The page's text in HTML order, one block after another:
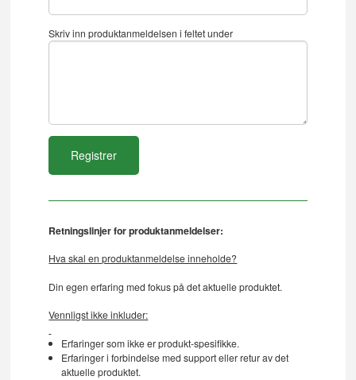
Skriv inn produktanmeldelsen i feltet under
Retningslinjer for produktanmeldelser:
Hva skal en produktanmeldelse inneholde?
Din egen erfaring med fokus på det aktuelle produktet.
Vennligst ikke inkluder:
Erfaringer som ikke er produkt-spesifikke.
Erfaringer i forbindelse med support eller retur av det
aktuelle produktet.